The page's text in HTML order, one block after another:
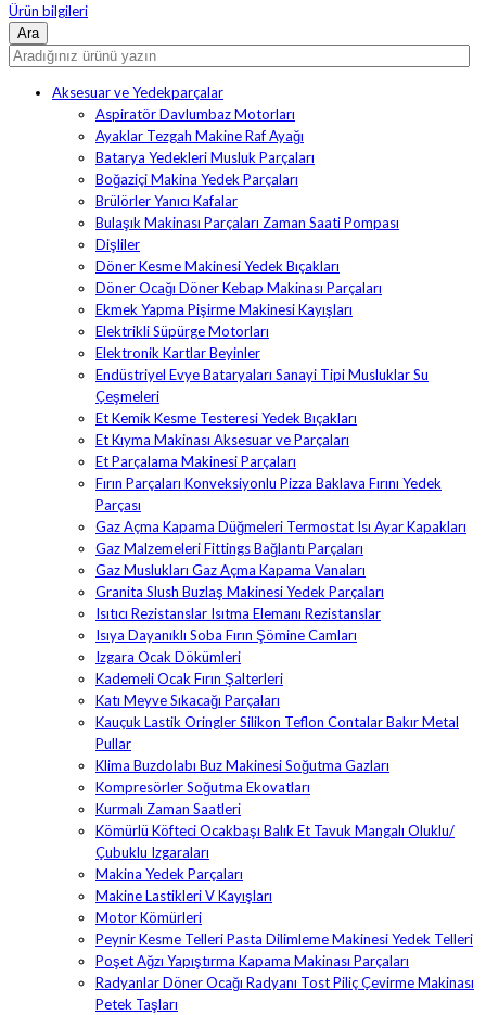
Ürün bilgileri
Aksesuar ve Yedekparçalar
Aspiratör Davlumbaz Motorları
Ayaklar Tezgah Makine Raf Ayağı
Batarya Yedekleri Musluk Parçaları
Boğaziçi Makina Yedek Parçaları
Brülörler Yanıcı Kafalar
Bulaşık Makinası Parçaları Zaman Saati Pompası
Dişliler
Döner Kesme Makinesi Yedek Bıçakları
Döner Ocağı Döner Kebap Makinası Parçaları
Ekmek Yapma Pişirme Makinesi Kayışları
Elektrikli Süpürge Motorları
Elektronik Kartlar Beyinler
Endüstriyel Evye Bataryaları Sanayi Tipi Musluklar Su
Çeşmeleri
Et Kemik Kesme Testeresi Yedek Bıçakları
Et Kıyma Makinası Aksesuar ve Parçaları
Et Parçalama Makinesi Parçaları
Fırın Parçaları Konveksiyonlu Pizza Baklava Fırını Yedek
Parçası
Gaz Açma Kapama Düğmeleri Termostat Isı Ayar Kapakları
Gaz Malzemeleri Fittings Bağlantı Parçaları
Gaz Muslukları Gaz Açma Kapama Vanaları
Granita Slush Buzlaş Makinesi Yedek Parçaları
Isıtıcı Rezistanslar Isıtma Elemanı Rezistanslar
Isıya Dayanıklı Soba Fırın Şömine Camları
Izgara Ocak Dökümleri
Kademeli Ocak Fırın Şalterleri
Katı Meyve Sıkacağı Parçaları
Kauçuk Lastik Oringler Silikon Teflon Contalar Bakır Metal
Pullar
Klima Buzdolabı Buz Makinesi Soğutma Gazları
Kompresörler Soğutma Ekovatları
Kurmalı Zaman Saatleri
Kömürlü Köfteci Ocakbaşı Balık Et Tavuk Mangalı Oluklu/
Çubuklu Izgaraları
Makina Yedek Parçaları
Makine Lastikleri V Kayışları
Motor Kömürleri
Peynir Kesme Telleri Pasta Dilimleme Makinesi Yedek Telleri
Poşet Ağzı Yapıştırma Kapama Makinası Parçaları
Radyanlar Döner Ocağı Radyanı Tost Piliç Çevirme Makinası
Petek Taşları